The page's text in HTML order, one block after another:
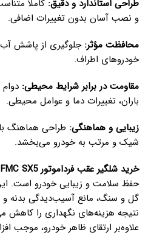
طراحی استاندارد و دقیق: کاملاً
و نصب آسان بدون تغییرات اضافی.
محافظت مؤثر: جلوگیری از پاشش
خودروهای اطراف.
مقاومت در برابر شرایط محیطی: دوام
باران، تغییرات دما و عوامل محیطی.
زیبایی و هماهنگی: طراحی هماهنگ
شیک و مرتب به خودرو می‌بخشد.
خرید شلگیر عقب فرداموتور FMC SX5
حفظ سلامت و زیبایی خودرو است.
گل و سنگ، مانع آسیب‌دیدگی بدنه
نتیجه هزینه‌های نگهداری را کاهش
علاوه‌بر ارتقای ظاهر خودرو، موجب